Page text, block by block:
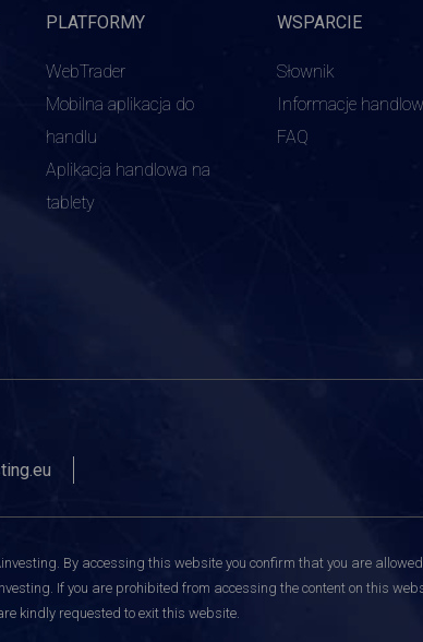
PLATFORMY
WebTrader
Mobilna aplikacja do
handlu
Aplikacja handlowa na
tablety
WSPARCIE
Słownik
Informacje
FAQ
By accessing this website you confirm that you are
If you are prohibited from accessing the content on this
kindly requested to exit this website.